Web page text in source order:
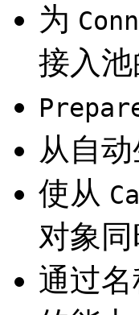
为
接入
从自
使从
对象
通过